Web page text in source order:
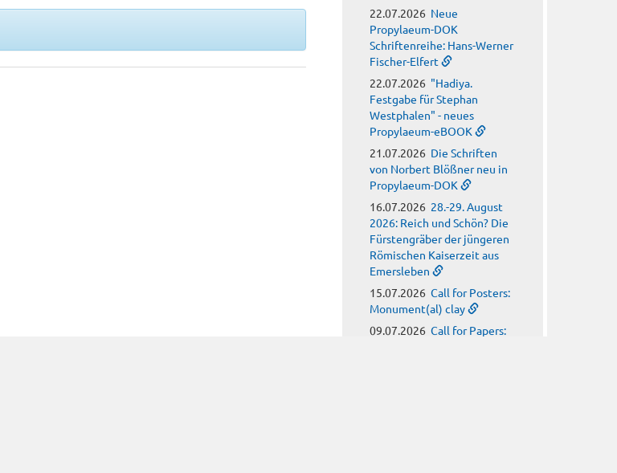
22.07.2026 Neue
Propylaeum-DOK
Schriftenreihe: Hans-Werner
Fischer-Elfert
22.07.2026 "Hadiya.
Festgabe für Stephan
Westphalen" - neues
Propylaeum-eBOOK
21.07.2026 Die Schriften
von Norbert Blößner neu in
Propylaeum-DOK
16.07.2026 28.-29. August
2026: Reich und Schön? Die
Fürstengräber der jüngeren
Römischen Kaiserzeit aus
Emersleben
15.07.2026 Call for Posters:
Monument(al) clay
09.07.2026 Call for Papers: